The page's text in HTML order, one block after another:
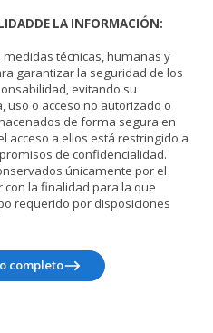
LA INFORMACIÓN:
medidas técnicas, humanas y
garantizar la seguridad de los
evitando su
uso o acceso no autorizado o
de forma segura en
acceso a ellos está restringido a
de confidencialidad.
únicamente por el
la finalidad para la que
requerido por disposiciones
completo